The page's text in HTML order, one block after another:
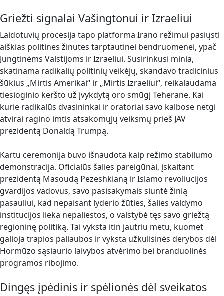
Griežti signalai Vašingtonui ir Izraeliui
Laidotuvių procesija tapo platforma Irano režimui pasiųsti
aiškias politines žinutes tarptautinei bendruomenei, ypač
Jungtinėms Valstijoms ir Izraeliui. Susirinkusi minia,
skatinama radikalių politinių veikėjų, skandavo tradicinius
šūkius „Mirtis Amerikai“ ir „Mirtis Izraeliui“, reikalaudama
tiesioginio keršto už įvykdytą oro smūgį Teherane. Kai
kurie radikalūs dvasininkai ir oratoriai savo kalbose netgi
atvirai ragino imtis atsakomųjų veiksmų prieš JAV
prezidentą Donaldą Trumpą.
Kartu ceremonija buvo išnaudota kaip režimo stabilumo
demonstracija. Oficialūs šalies pareigūnai, įskaitant
prezidentą Masoudą Pezeshkianą ir Islamo revoliucijos
gvardijos vadovus, savo pasisakymais siuntė žinią
pasauliui, kad nepaisant lyderio žūties, šalies valdymo
institucijos lieka nepaliestos, o valstybė tęs savo griežtą
regioninę politiką. Tai vyksta itin jautriu metu, kuomet
galioja trapios paliaubos ir vyksta užkulisinės derybos dėl
Hormūzo sąsiaurio laivybos atvėrimo bei branduolinės
programos ribojimo.
Dingęs įpėdinis ir spėlionės dėl sveikatos